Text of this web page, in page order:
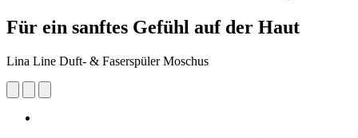
Für ein sanftes Gefühl auf der Haut
Lina Line Duft- & Faserspüler Moschus